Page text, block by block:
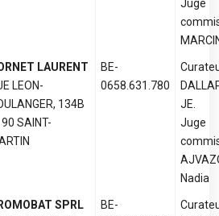
Juge
LAURENT
LEON-
134B
SAINT-
BE-
0658.631.780
JE.
Juge
Nadia
SPRL
BE-